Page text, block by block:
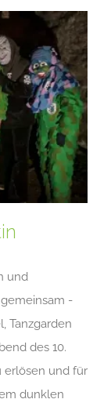
und
-
Tanzgarden
des 10.
erlösen und für
dunklen